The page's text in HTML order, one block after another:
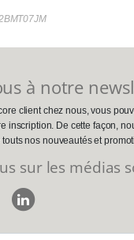
à notre
client chez nous, vous
inscription. De cette façon,
nos nouveautés et
sur les médias